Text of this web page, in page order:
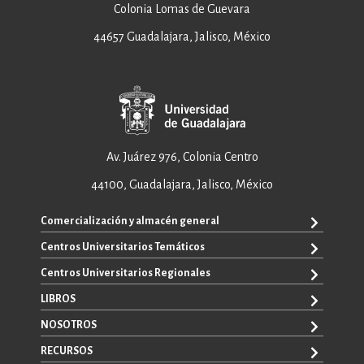
Colonia Lomas de Guevara
44657 Guadalajara, Jalisco, México
Av. Juárez 976, Colonia Centro
44100, Guadalajara, Jalisco, México
Comercialización y almacén general
ventas@editorial.udg.mx
WhatsApp: +52 33 1433 6869
Centros Universitarios Temáticos
CUAAD
CUCEA
CUCBA
CUCEI
Centros Universitarios Regionales
CUAAD
CUCBA
CUCOSTA
LIBROS
TODOS LOS LIBROS
E-BOOKS
NOSOTROS
SOBRE NOSOTROS
RECURSOS